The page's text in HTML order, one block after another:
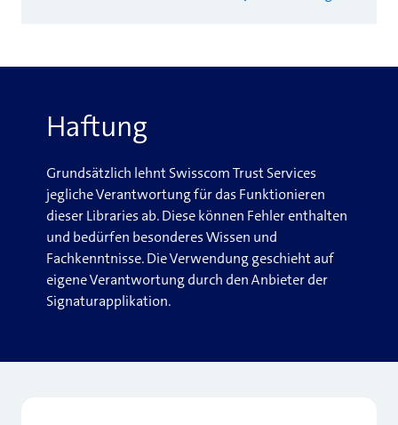
Haftung
Grundsätzlich lehnt Swisscom Trust Services
jegliche Verantwortung für das Funktionieren
dieser Libraries ab. Diese können Fehler enthalten
und bedürfen besonderes Wissen und
Fachkenntnisse. Die Verwendung geschieht auf
eigene Verantwortung durch den Anbieter der
Signaturapplikation.